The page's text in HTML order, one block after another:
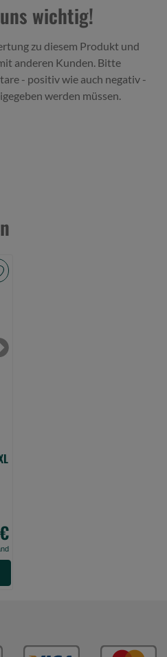
wichtig!
zu diesem Produkt und
anderen Kunden. Bitte
- positiv wie auch negativ -
werden müssen.